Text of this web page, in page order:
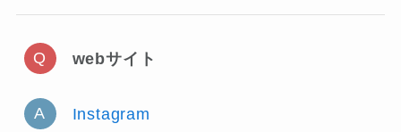
webサイト
Instagram